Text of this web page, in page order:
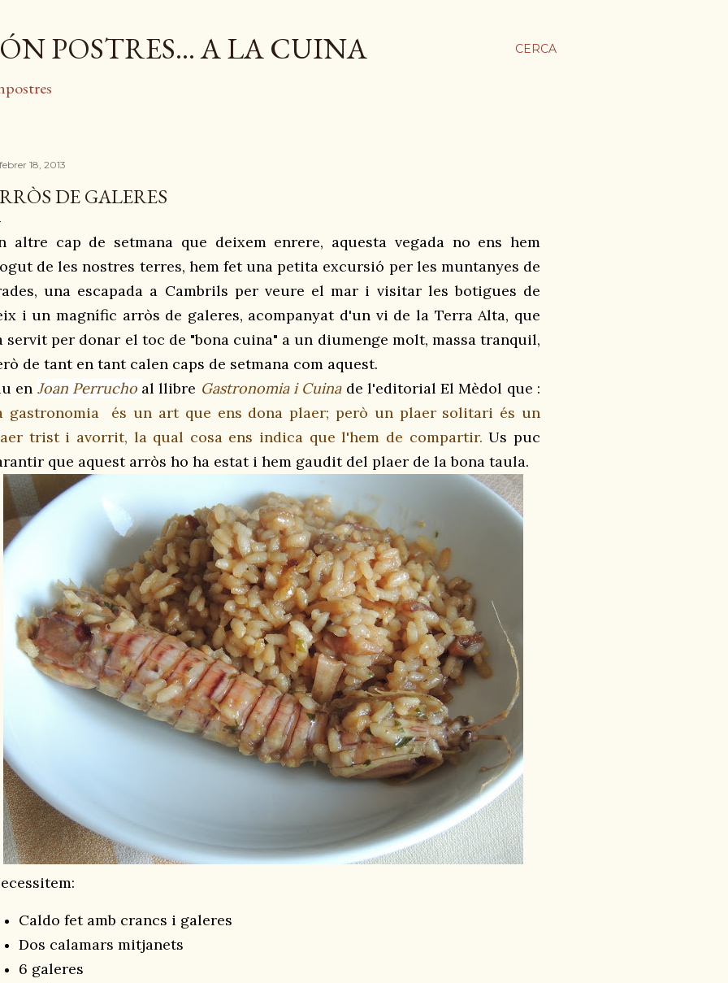
CERCA
POSTRES... A LA CUINA
18, 2013
DE GALERES
altre cap de setmana que deixem enrere, aquesta vegada no ens hem
de les nostres terres, hem fet una petita excursió per les muntanyes de
una escapada a Cambrils perveure el mar i visitar les botigues de
i un magnífic arròs de galeres, acompanyat d'un vi de la Terra Alta, que
servit per donar el toc de "bona cuina" a un diumenge molt, massa tranquil,
de tant en tant calen caps de setmana com aquest.
en Joan Perrucho al llibre Gastronomia i Cuinade l'editorial El Mèdol que :
gastronomia és un art que ens dona plaer; però un plaer solitari és un
trist i avorrit, la qual cosa ens indica que l'hem de compartir. Us puc
que aquest arròs ho ha estat i hem gaudit del plaer de la bona taula.
Caldo fet amb crancs i galeres
Dos calamars mitjanets
6 galeres